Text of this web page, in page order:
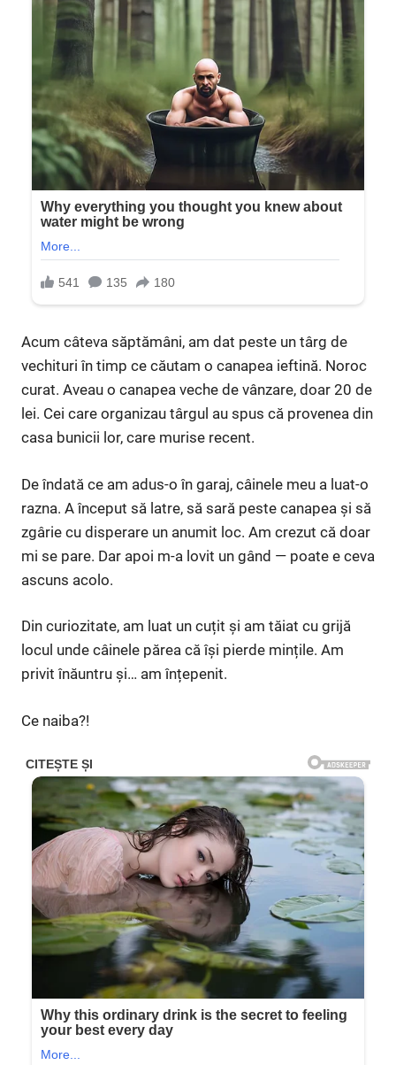
Acum câteva săptămâni, am dat peste un târg de
vechituri în timp ce căutam o canapea ieftină. Noroc
curat. Aveau o canapea veche de vânzare, doar 20 de
lei. Cei care organizau târgul au spus că provenea din
casa bunicii lor, care murise recent.
De îndată ce am adus-o în garaj, câinele meu a luat-o
razna. A început să latre, să sară peste canapea și să
zgârie cu disperare un anumit loc. Am crezut că doar
mi se pare. Dar apoi m-a lovit un gând — poate e ceva
ascuns acolo.
Din curiozitate, am luat un cuțit și am tăiat cu grijă
locul unde câinele părea că își pierde mințile. Am
privit înăuntru și… am înțepenit.
Ce naiba?!